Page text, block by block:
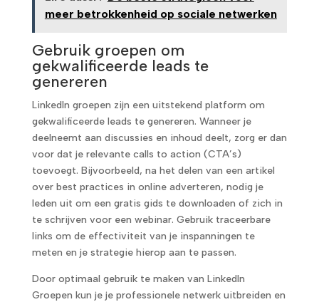
meer betrokkenheid op sociale netwerken
Gebruik groepen om
gekwalificeerde leads te
genereren
LinkedIn groepen zijn een uitstekend platform om
gekwalificeerde leads te genereren. Wanneer je
deelneemt aan discussies en inhoud deelt, zorg er dan
voor dat je relevante calls to action (CTA’s)
toevoegt. Bijvoorbeeld, na het delen van een artikel
over best practices in online adverteren, nodig je
leden uit om een gratis gids te downloaden of zich in
te schrijven voor een webinar. Gebruik traceerbare
links om de effectiviteit van je inspanningen te
meten en je strategie hierop aan te passen.
Door optimaal gebruik te maken van LinkedIn
Groepen kun je je professionele netwerk uitbreiden en